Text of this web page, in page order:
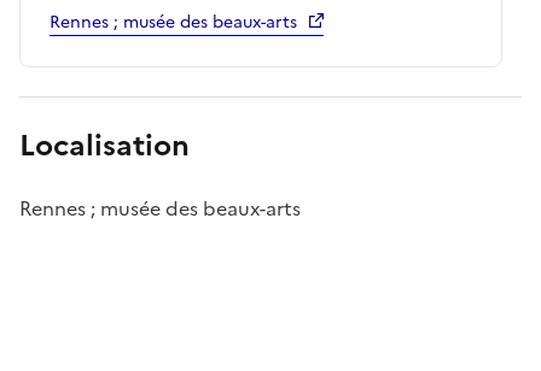
Rennes ; musée des beaux-arts
Localisation
Rennes ; musée des beaux-arts